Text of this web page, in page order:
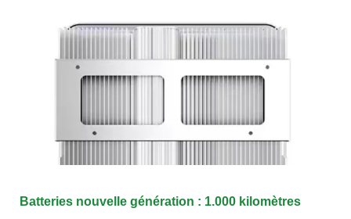
Batteries nouvelle génération : 1.000 kilomètres